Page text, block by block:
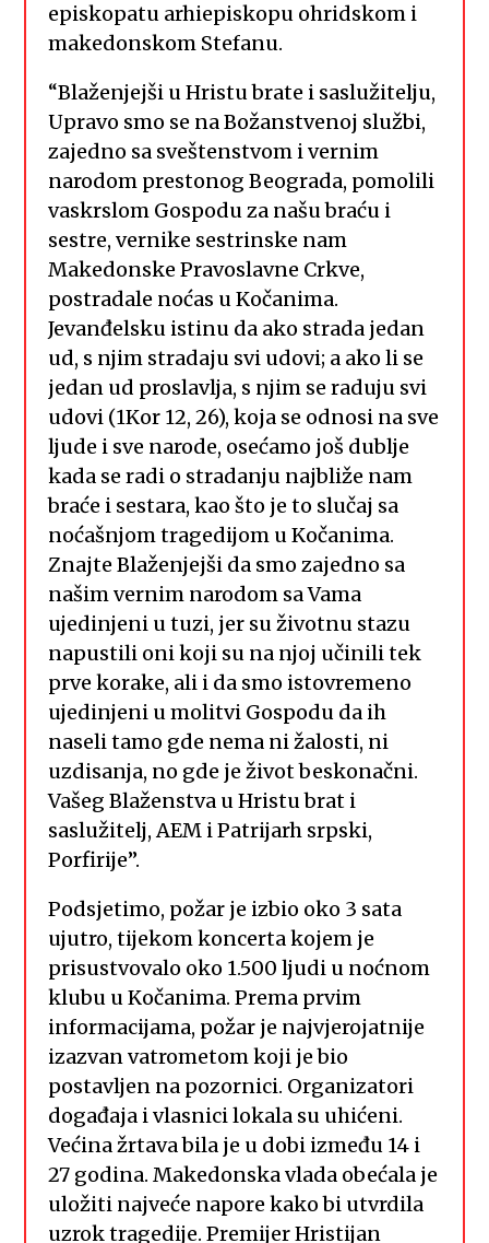
episkopatu arhiepiskopu ohridskom i
makedonskom Stefanu.
“Blaženjejši u Hristu brate i saslužitelju,
Upravo smo se na Božanstvenoj službi,
zajedno sa sveštenstvom i vernim
narodom prestonog Beograda, pomolili
vaskrslom Gospodu za našu braću i
sestre, vernike sestrinske nam
Makedonske Pravoslavne Crkve,
postradale noćas u Kočanima.
Jevanđelsku istinu da ako strada jedan
ud, s njim stradaju svi udovi; a ako li se
jedan ud proslavlja, s njim se raduju svi
udovi (1Kor 12, 26), koja se odnosi na sve
ljude i sve narode, osećamo još dublje
kada se radi o stradanju najbliže nam
braće i sestara, kao što je to slučaj sa
noćašnjom tragedijom u Kočanima.
Znajte Blaženjejši da smo zajedno sa
našim vernim narodom sa Vama
ujedinjeni u tuzi, jer su životnu stazu
napustili oni koji su na njoj učinili tek
prve korake, ali i da smo istovremeno
ujedinjeni u molitvi Gospodu da ih
naseli tamo gde nema ni žalosti, ni
uzdisanja, no gde je život beskonačni.
Vašeg Blaženstva u Hristu brat i
saslužitelj, AEM i Patrijarh srpski,
Porfirije”.
Podsjetimo, požar je izbio oko 3 sata
ujutro, tijekom koncerta kojem je
prisustvovalo oko 1.500 ljudi u noćnom
klubu u Kočanima. Prema prvim
informacijama, požar je najvjerojatnije
izazvan vatrometom koji je bio
postavljen na pozornici. Organizatori
događaja i vlasnici lokala su uhićeni.
Većina žrtava bila je u dobi između 14 i
27 godina. Makedonska vlada obećala je
uložiti najveće napore kako bi utvrdila
uzrok tragedije. Premijer Hristijan